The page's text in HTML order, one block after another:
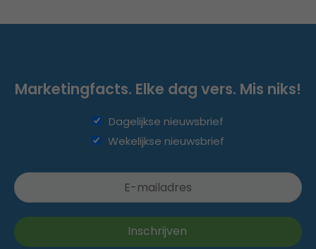
Marketingfacts. Elke dag vers. Mis niks!
Dagelijkse nieuwsbrief
Wekelijkse nieuwsbrief